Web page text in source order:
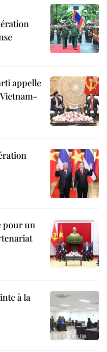
appelle
pour un
à la